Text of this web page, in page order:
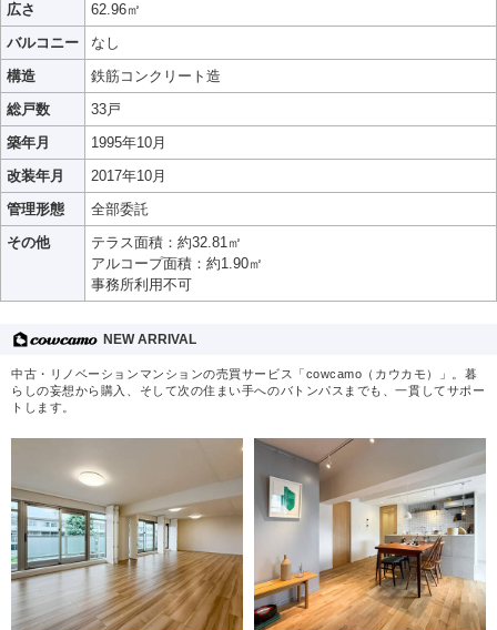
広さ
62.96㎡
バルコニー
なし
構造
鉄筋コンクリート造
総戸数
33戸
築年月
1995年10月
改装年月
2017年10月
管理形態
全部委託
その他
テラス面積：約32.81㎡
アルコープ面積：約1.90㎡
事務所利用不可
NEW ARRIVAL
中古・リノベーションマンションの売買サービス「cowcamo（カウカモ）」。暮
らしの妄想から購入、そして次の住まい手へのバトンパスまでも、一貫してサポー
トします。